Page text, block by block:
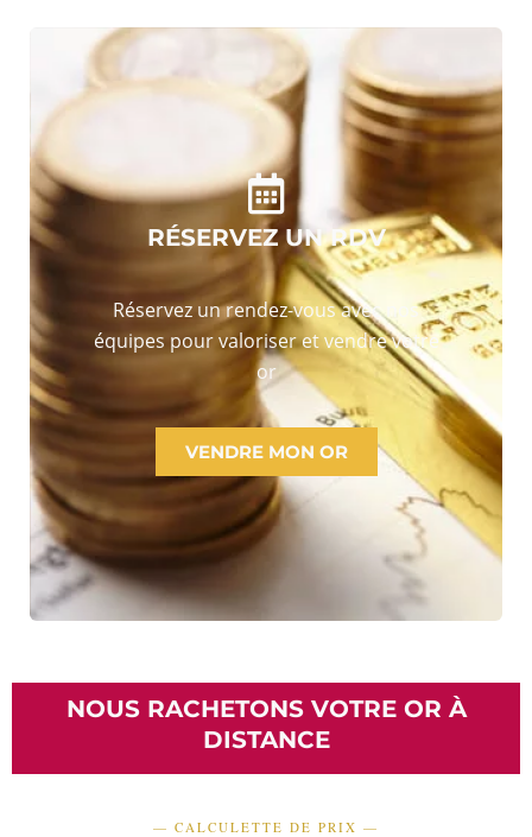
RÉSERVEZ UN RDV
Réservez un rendez-vous avec nos
équipes pour valoriser et vendre votre
or
VENDRE MON OR
NOUS RACHETONS VOTRE OR À
DISTANCE
— CALCULETTE DE PRIX —